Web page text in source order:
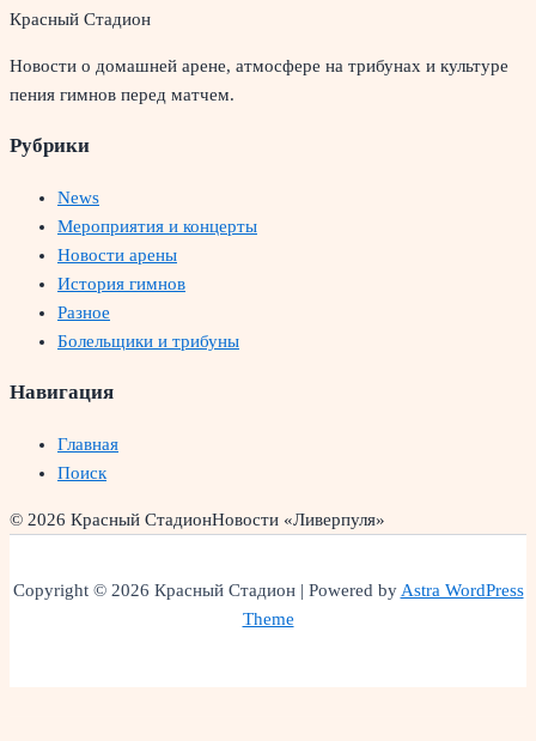
Красный Стадион
Новости о домашней арене, атмосфере на трибунах и культуре
пения гимнов перед матчем.
Рубрики
News
Мероприятия и концерты
Новости арены
История гимнов
Разное
Болельщики и трибуны
Навигация
Главная
Поиск
© 2026 Красный СтадионНовости «Ливерпуля»
Copyright © 2026 Красный Стадион | Powered byAstra WordPress
Theme